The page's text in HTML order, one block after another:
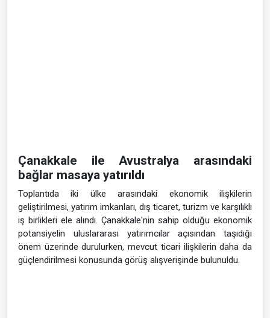
Çanakkale ile Avustralya arasındaki
bağlar masaya yatırıldı
Toplantıda iki ülke arasındaki ekonomik ilişkilerin
geliştirilmesi, yatırım imkanları, dış ticaret, turizm ve karşılıklı
iş birlikleri ele alındı. Çanakkale'nin sahip olduğu ekonomik
potansiyelin uluslararası yatırımcılar açısından taşıdığı
önem üzerinde durulurken, mevcut ticari ilişkilerin daha da
güçlendirilmesi konusunda görüş alışverişinde bulunuldu.